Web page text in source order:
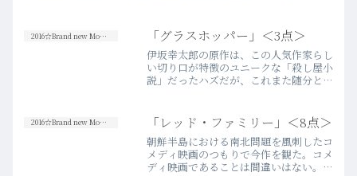
2016☆Brand new Movies 「グラスホッパー」＜3点＞
伊坂幸太郎の原作は、この人気作家らし
い切り口が特徴のユニークな「殺し屋小
説」だったハズだが、これまた随分と凡
はちょうど5年前で、既にストーリーを
うろ覚えだったので、映画…more
2016☆Brand new Movies 「レッド・ファミリー」＜8点＞
朝鮮半島における南北問題を風刺したコ
メディ映画のつもりで今作を観た。コメ
ディ映画であることは間違いはない。け